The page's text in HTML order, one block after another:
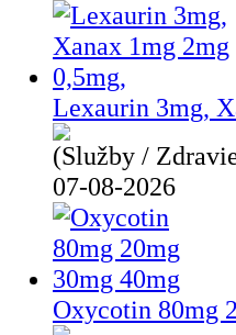
Lexaurin 3mg,
(Služby /
07-08-2026
Oxycotin 80mg